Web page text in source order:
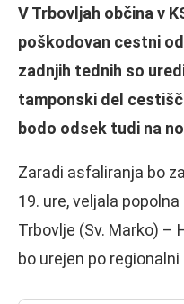
V Trbovljah občina v
poškodovan cestni
zadnjih tednih so
tamponski del
bodo odsek tudi na
Zaradi asfaliranja bo
19. ure, veljala
Trbovlje (Sv. Marko) –
bo urejen po